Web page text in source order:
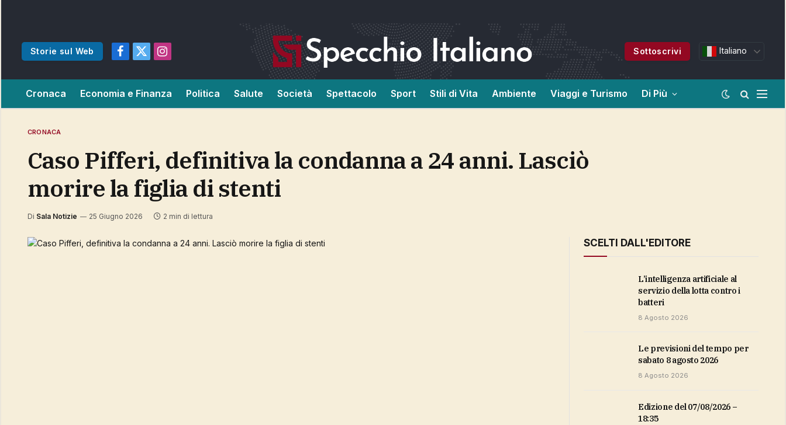
Storie sul Web
Facebook
X
Instagram
Sottoscrivi Italiano
Cronaca Economia e Finanza Politica Salute Società Spettacolo Sport Stili di Vita Ambiente Viaggi e Turismo Di Più
CRONACA
Caso Pifferi, definitiva la condanna a 24 anni. Lasciò
morire la figlia di stenti
Di Sala Notizie 25 Giugno 2026 2 min di lettura
SCELTI DALL'EDITORE
L’intelligenza artificiale al
servizio della lotta contro i
batteri
8 Agosto 2026
Le previsioni del tempo per
sabato 8 agosto 2026
8 Agosto 2026
Edizione del 07/08/2026 –
18:35